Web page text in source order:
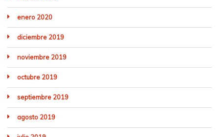
enero 2020
diciembre 2019
noviembre 2019
octubre 2019
septiembre 2019
agosto 2019